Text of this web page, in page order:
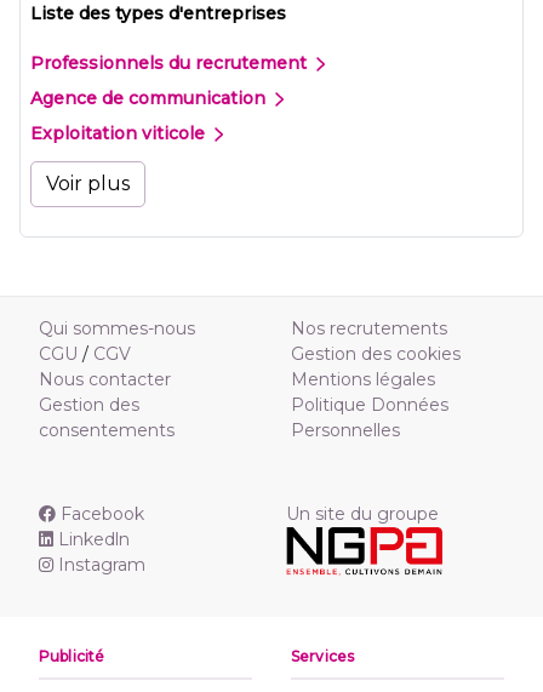
Liste des types d'entreprises
Professionnels du recrutement
Agence de communication
Exploitation viticole
Voir plus
Qui sommes-nous
CGU / CGV
Nous contacter
Gestion des
consentements
Nos recrutements
Gestion des cookies
Mentions légales
Politique Données
Personnelles
Facebook
Linkedln
Instagram
Un site du groupe
Publicité Services